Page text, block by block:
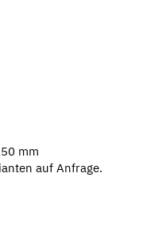
mm
auf Anfrage.